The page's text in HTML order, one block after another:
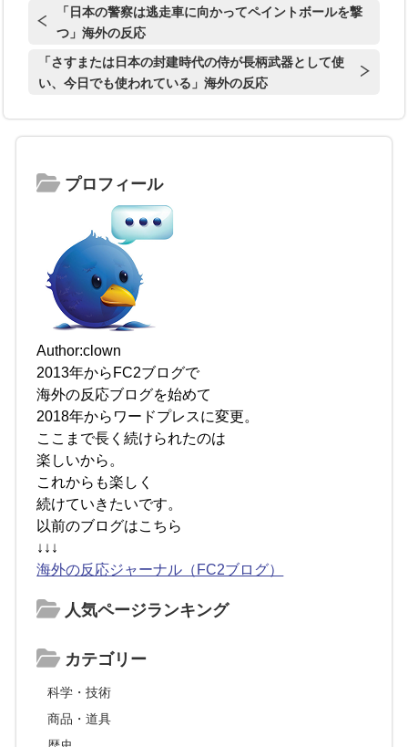
「日本の警察は逃走車に向かってペイントボールを撃
つ」海外の反応
「さすまたは日本の封建時代の侍が長柄武器として使
い、今日でも使われている」海外の反応
プロフィール
Author:clown
2013年からFC2ブログで
海外の反応ブログを始めて
2018年からワードプレスに変更。
ここまで長く続けられたのは
楽しいから。
これからも楽しく
続けていきたいです。
以前のブログはこちら
↓↓↓
海外の反応ジャーナル（FC2ブログ）
人気ページランキング
カテゴリー
科学・技術
商品・道具